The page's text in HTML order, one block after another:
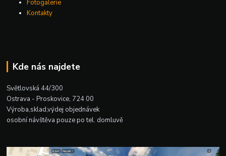
Fotogalerie
Kontakty
Kde nás najdete
Světlovská 44/300
Ostrava - Proskovice, 724 00
Výroba,sklad,výdej objednávek
osobní návštěva pouze po tel. domluvě